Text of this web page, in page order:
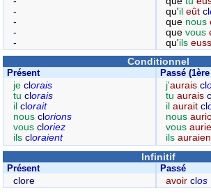
-
-
-
-
qu'ileût cl
que nous
quevous
qu'ils
Conditionnel
Présent
je cl orais
tu cl orais
il cl orait
nous cl orions
vous cl oriez
ils cl oraient
Passé
j'aurais cl
tuaurais
ilaurait cl
nous
vous
ils
Infinitif
Présent
clore
Passé
avoir clos